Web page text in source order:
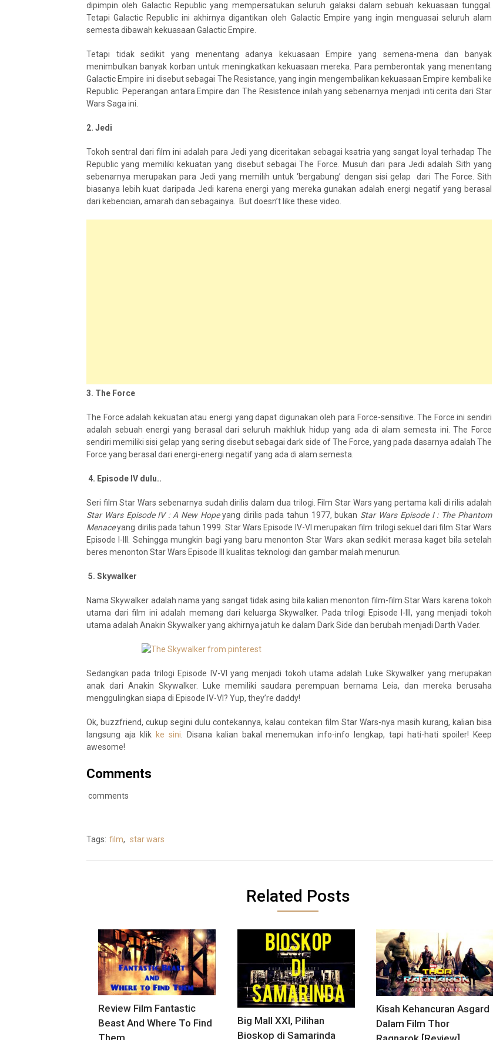
dipimpin oleh Galactic Republic yang mempersatukan seluruh galaksi dalam sebuah kekuasaan tunggal.
Tetapi Galactic Republic ini akhirnya digantikan oleh Galactic Empire yang ingin menguasai seluruh alam
semesta dibawah kekuasaan Galactic Empire.
Tetapi tidak sedikit yang menentang adanya kekuasaan Empire yang semena-mena dan banyak
menimbulkan banyak korban untuk meningkatkan kekuasaan mereka. Para pemberontak yang menentang
Galactic Empire ini disebut sebagai The Resistance, yang ingin mengembalikan kekuasaan Empire kembali ke
Republic. Peperangan antara Empire dan The Resistence inilah yang sebenarnya menjadi inti cerita dari Star
Wars Saga ini.
2. Jedi
Tokoh sentral dari film ini adalah para Jedi yang diceritakan sebagai ksatria yang sangat loyal terhadap The
Republic yang memiliki kekuatan yang disebut sebagai The Force. Musuh dari para Jedi adalah Sith yang
sebenarnya merupakan para Jedi yang memilih untuk ‘bergabung’ dengan sisi gelap dari The Force. Sith
biasanya lebih kuat daripada Jedi karena energi yang mereka gunakan adalah energi negatif yang berasal
dari kebencian, amarah dan sebagainya. But doesn’t like these video.
3. The Force
The Force adalah kekuatan atau energi yang dapat digunakan oleh para Force-sensitive. The Force ini sendiri
adalah sebuah energi yang berasal dari seluruh makhluk hidup yang ada di alam semesta ini. The Force
sendiri memiliki sisi gelap yang sering disebut sebagai dark side of The Force, yang pada dasarnya adalah The
Force yang berasal dari energi-energi negatif yang ada di alam semesta.
4. Episode IV dulu..
Seri film Star Wars sebenarnya sudah dirilis dalam dua trilogi. Film Star Wars yang pertama kali di rilis adalah
Star Wars Episode IV : A New Hopeyang dirilis pada tahun 1977, bukan Star Wars Episode I : The Phantom
Menaceyang dirilis pada tahun 1999. Star Wars Episode IV-VI merupakan film trilogi sekuel dari film Star Wars
Episode I-III. Sehingga mungkin bagi yang baru menonton Star Wars akan sedikit merasa kaget bila setelah
beres menonton Star Wars Episode III kualitas teknologi dan gambar malah menurun.
5. Skywalker
Nama Skywalker adalah nama yang sangat tidak asing bila kalian menonton film-film Star Wars karena tokoh
utama dari film ini adalah memang dari keluarga Skywalker. Pada trilogi Episode I-III, yang menjadi tokoh
utama adalah Anakin Skywalker yang akhirnya jatuh ke dalam Dark Side dan berubah menjadi Darth Vader.
Sedangkan pada trilogi Episode IV-VI yang menjadi tokoh utama adalah Luke Skywalker yang merupakan
anak dari Anakin Skywalker. Luke memiliki saudara perempuan bernama Leia, dan mereka berusaha
menggulingkan siapa di Episode IV-VI? Yup, they’re daddy!
Ok, buzzfriend, cukup segini dulu contekannya, kalau contekan film Star Wars-nya masih kurang, kalian bisa
langsung aja klik ke sini . Disana kalian bakal menemukan info-info lengkap, tapi hati-hati spoiler! Keep
awesome!
Comments
comments
Tags: film, star wars
Related Posts
Review Film Fantastic
Beast And Where To Find
Big Mall XXI, Pilihan
Bioskop di Samarinda
Kisah Kehancuran Asgard
Dalam Film Thor